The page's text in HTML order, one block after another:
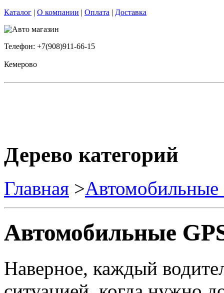
Каталог | О компании | Оплата | Доставка
Телефон: +7(908)911-66-15
Кемерово
Дерево категорий
Главная >Автомобильные
Автомобильные
Наверное, каждый